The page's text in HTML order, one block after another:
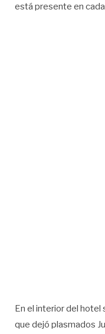
está presente en
En el interior del
que dejó plasmados